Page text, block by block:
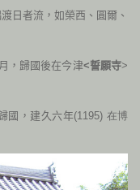
日者流，如榮西、圓爾、
，歸國後在今津<誓願寺>
國，建久六年(1195) 在博